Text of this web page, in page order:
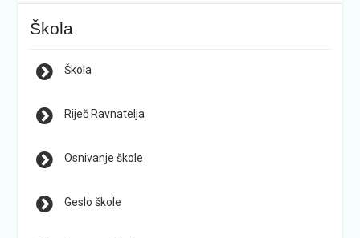
Škola
Škola
Riječ Ravnatelja
Osnivanje škole
Geslo škole